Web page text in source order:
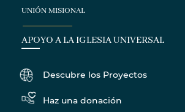
UNIÓN MISIONAL
APOYO A LA IGLESIA UNIVERSAL
Descubre los Proyectos
Haz una donación